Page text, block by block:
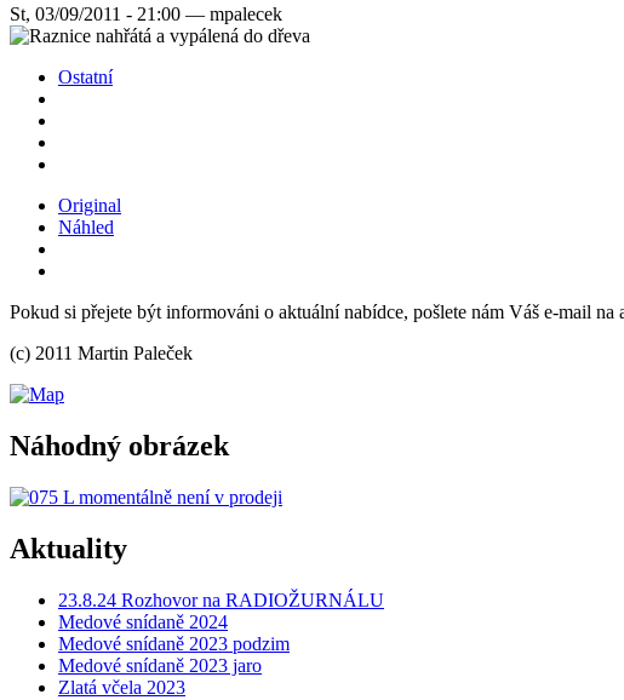
St, 03/09/2011 - 21:00 — mpalecek
Ostatní
Original
Náhled
Pokud si přejete být informováni o aktuální nabídce, pošlete nám Váš e-mail na
(c) 2011 Martin Paleček
Náhodný obrázek
Aktuality
23.8.24 Rozhovor na RADIOŽURNÁLU
Medové snídaně 2024
Medové snídaně 2023 podzim
Medové snídaně 2023 jaro
Zlatá včela 2023